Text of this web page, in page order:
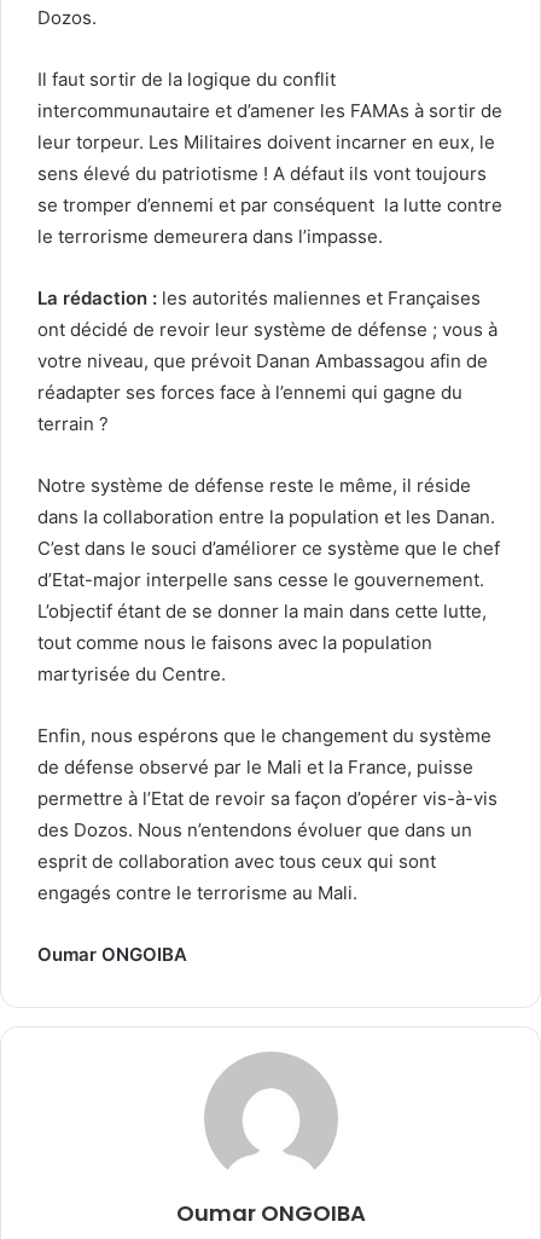
Dozos.
Il faut sortir de la logique du conflit
intercommunautaire et d’amener les FAMAs à sortir de
leur torpeur. Les Militaires doivent incarner en eux, le
sens élevé du patriotisme ! A défaut ils vont toujours
se tromper d’ennemi et par conséquent la lutte contre
le terrorisme demeurera dans l’impasse.
La rédaction : les autorités maliennes et Françaises
ont décidé de revoir leur système de défense ; vous à
votre niveau, que prévoit Danan Ambassagou afin de
réadapter ses forces face à l’ennemi qui gagne du
terrain ?
Notre système de défense reste le même, il réside
dans la collaboration entre la population et les Danan.
C’est dans le souci d’améliorer ce système que le chef
d’Etat-major interpelle sans cesse le gouvernement.
L’objectif étant de se donner la main dans cette lutte,
tout comme nous le faisons avec la population
martyrisée du Centre.
Enfin, nous espérons que le changement du système
de défense observé par le Mali et la France, puisse
permettre à l’Etat de revoir sa façon d’opérer vis-à-vis
des Dozos. Nous n’entendons évoluer que dans un
esprit de collaboration avec tous ceux qui sont
engagés contre le terrorisme au Mali.
Oumar ONGOIBA
Oumar ONGOIBA